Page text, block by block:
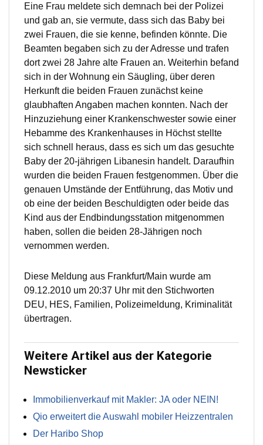
Eine Frau meldete sich demnach bei der Polizei
und gab an, sie vermute, dass sich das Baby bei
zwei Frauen, die sie kenne, befinden könnte. Die
Beamten begaben sich zu der Adresse und trafen
dort zwei 28 Jahre alte Frauen an. Weiterhin befand
sich in der Wohnung ein Säugling, über deren
Herkunft die beiden Frauen zunächst keine
glaubhaften Angaben machen konnten. Nach der
Hinzuziehung einer Krankenschwester sowie einer
Hebamme des Krankenhauses in Höchst stellte
sich schnell heraus, dass es sich um das gesuchte
Baby der 20-jährigen Libanesin handelt. Daraufhin
wurden die beiden Frauen festgenommen. Über die
genauen Umstände der Entführung, das Motiv und
ob eine der beiden Beschuldigten oder beide das
Kind aus der Endbindungsstation mitgenommen
haben, sollen die beiden 28-Jährigen noch
vernommen werden.
Diese Meldung aus Frankfurt/Main wurde am
09.12.2010 um 20:37 Uhr mit den Stichworten
DEU, HES, Familien, Polizeimeldung, Kriminalität
übertragen.
Weitere Artikel aus der Kategorie
Newsticker
Immobilienverkauf mit Makler: JA oder NEIN!
Qio erweitert die Auswahl mobiler Heizzentralen
Der Haribo Shop